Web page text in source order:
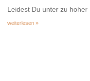
Leidest Du unter zu
weiterlesen »